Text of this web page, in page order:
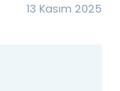
13 Kasım 2025